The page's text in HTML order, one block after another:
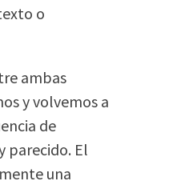
o
ambas
y volvemos a
de
parecido. El
una